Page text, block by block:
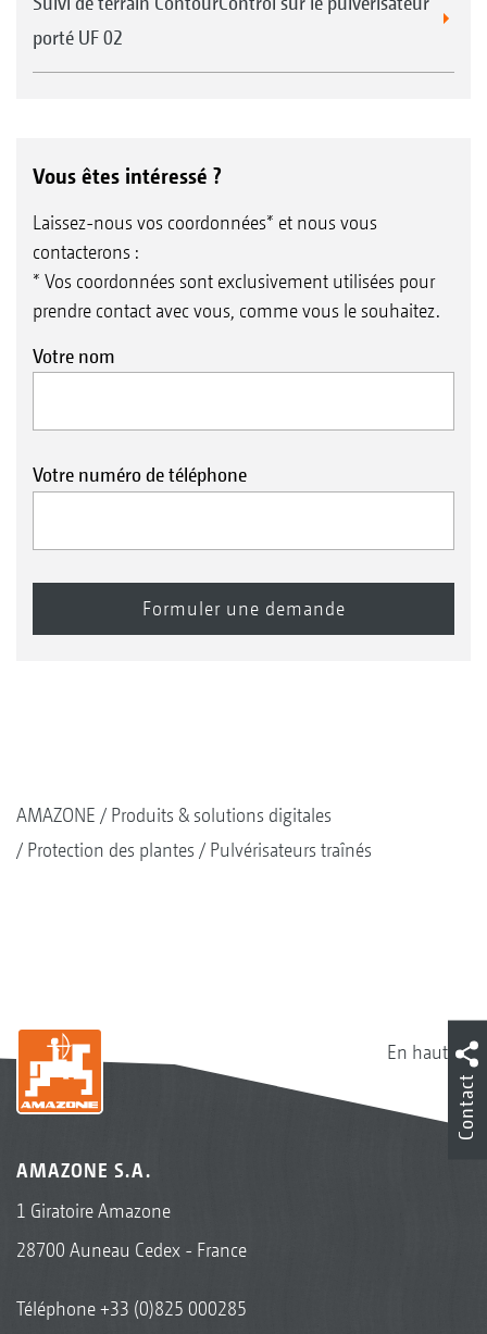
porté UF 02
Vous êtes intéressé ?
Laissez-nous vos coordonnées* et nous vous
contacterons :
* Vos coordonnées sont exclusivement utilisées pour
prendre contact avec vous, comme vous le souhaitez.
Votre nom
Votre numéro de téléphone
AMAZONE
Produits & solutions digitales
Protection des plantes
Pulvérisateurs traînés
En haut
AMAZONE S.A.
1 Giratoire Amazone
28700 Auneau Cedex - France
Téléphone+33 (0)825 000285
Contact